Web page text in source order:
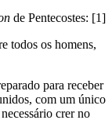
de Pentecostes: [1]
todos os homens,
para receber
com um único
crer no